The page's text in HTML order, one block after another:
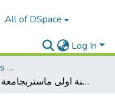
All of DSpace
Log In
Faculty of Social Sciences and Humanities
اتجاهات الطلبة نحو مهنة التدريس (دراسة ميدانية على عينة من الطلبة سنة اولى ماستربجامعة غرداية